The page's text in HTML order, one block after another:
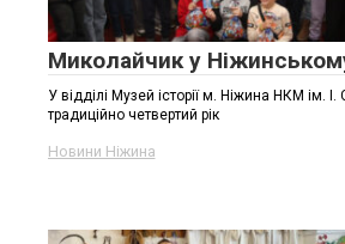
Миколайчик у
У відділі Музей історії м. Ніжина НКМ ім.
традиційно четвертий рік
Новини Ніжина